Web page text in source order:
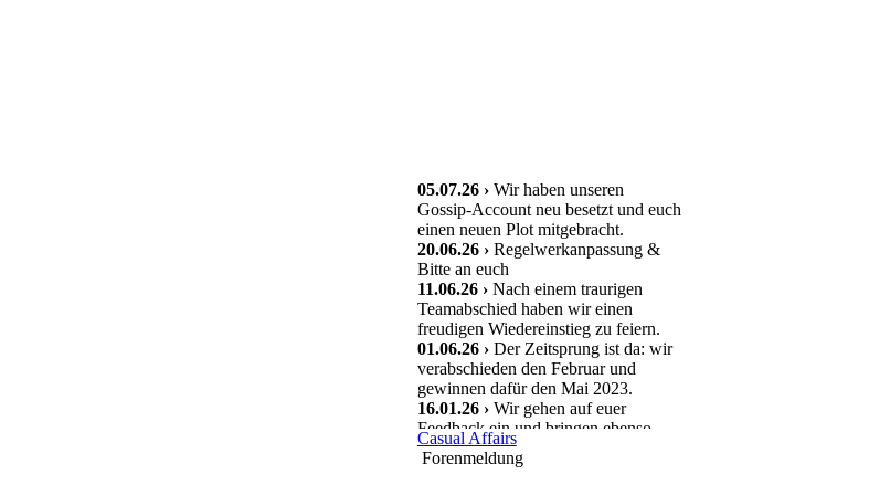
05.07.26 ›Wir haben unseren
Gossip-Account neu besetzt und euch
einen neuen Plot mitgebracht.
20.06.26 ›Regelwerkanpassung &
Bitte an euch
11.06.26 ›Nach einem traurigen
Teamabschied haben wir einen
freudigen Wiedereinstieg zu feiern.
01.06.26 ›Der Zeitsprung ist da: wir
verabschieden den Februar und
gewinnen dafür den Mai 2023.
16.01.26 ›Wir gehen auf euer
Feedback ein und bringen ebenso
kleine Änderungen zu den
Archivierungen und Credits mit.
Casual Affairs
Forenmeldung